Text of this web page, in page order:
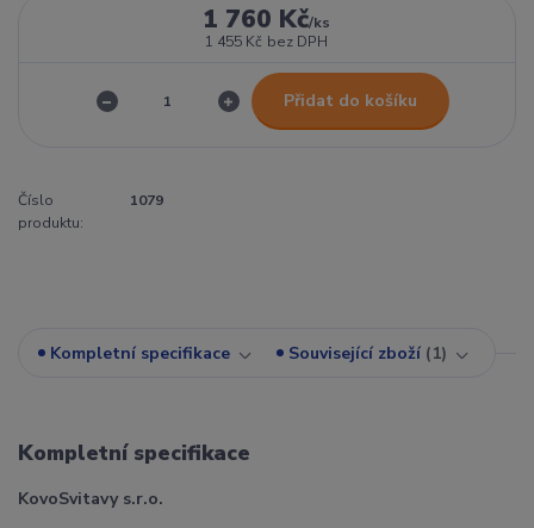
1 760 Kč/ks
1 455 Kč bez DPH
Přidat do košíku
Číslo
produktu:
1079
Kompletní specifikace Související zboží 1
Kompletní specifikace
KovoSvitavy s.r.o.